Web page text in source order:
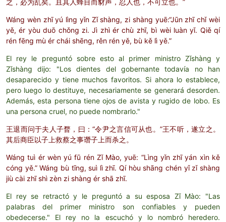
Wáng wèn zhī yú lìng yǐn Zǐ shàng, zi shàng yuē:“Jūn zhī chǐ wèi
yě, ér yòu duō chǒng zi. Jì zhì ér chù zhī, bì wèi luàn yǐ. Qiě qí
rén fēng mù ér chái shēng, rěn rén yě, bù kě lì yě.”
El rey le preguntó sobre esto al primer ministro Zǐshàng y
Zǐshàng dijo: "Los dientes del gobernante todavía no han
desaparecido y tiene muchos favoritos. Si ahora lo establece,
pero luego lo destituye, necesariamente se generará desorden.
Además, esta persona tiene ojos de avista y rugido de lobo. Es
una persona cruel, no puede nombrarlo."
王退而问于夫人子瞀，曰：“令尹之言信可从也。”王不听，遂立之。
其后商臣以子上救蔡之事谮子上而杀之。
Wáng tuì ér wèn yú fū rén Zǐ Mào, yuē: “Lìng yǐn zhī yán xìn kě
cóng yě.” Wáng bù tīng, suì lì zhī. Qí hòu shāng chén yǐ zǐ shàng
jiù cài zhī shì zèn zi shàng ér shā zhī.
El rey se retractó y le preguntó a su esposa Zǐ Mào: "Las
palabras del primer ministro son confiables y pueden
obedecerse." El rey no la escuchó y lo nombró heredero.